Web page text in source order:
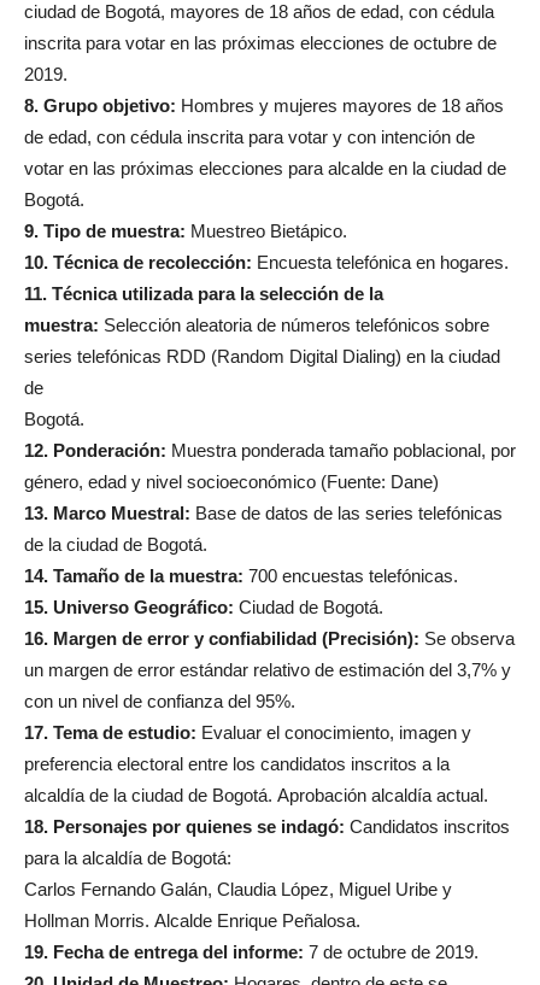
ciudad de Bogotá, mayores de 18 años de edad, con cédula
inscrita para votar en las próximas elecciones de octubre de
2019.
8. Grupo objetivo: Hombres y mujeres mayores de 18 años
de edad, con cédula inscrita para votar y con intención de
votar en las próximas elecciones para alcalde en la ciudad de
Bogotá.
9. Tipo de muestra: Muestreo Bietápico.
10. Técnica de recolección: Encuesta telefónica en hogares.
11. Técnica utilizada para la selección de la
muestra: Selección aleatoria de números telefónicos sobre
series telefónicas RDD (Random Digital Dialing) en la ciudad
de
Bogotá.
12. Ponderación: Muestra ponderada tamaño poblacional, por
género, edad y nivel socioeconómico (Fuente: Dane)
13. Marco Muestral: Base de datos de las series telefónicas
de la ciudad de Bogotá.
14. Tamaño de la muestra: 700 encuestas telefónicas.
15. Universo Geográfico: Ciudad de Bogotá.
16. Margen de error y confiabilidad (Precisión): Se observa
un margen de error estándar relativo de estimación del 3,7% y
con un nivel de confianza del 95%.
17. Tema de estudio: Evaluar el conocimiento, imagen y
preferencia electoral entre los candidatos inscritos a la
alcaldía de la ciudad de Bogotá. Aprobación alcaldía actual.
18. Personajes por quienes se indagó: Candidatos inscritos
para la alcaldía de Bogotá:
Carlos Fernando Galán, Claudia López, Miguel Uribe y
Hollman Morris. Alcalde Enrique Peñalosa.
19. Fecha de entrega del informe: 7 de octubre de 2019.